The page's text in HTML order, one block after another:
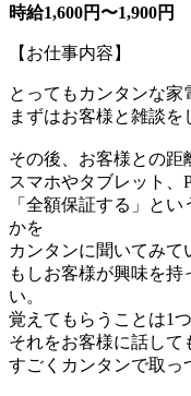
時給1,600円〜1,900円
【お仕事内容】
とってもカンタンな家
まずはお客様と雑談を
その後、お客様との距
スマホやタブレット、
「全額保証する」と
かを
カンタンに聞いてみて
もしお客様が興味を
い。
覚えてもらうことは1つ
それをお客様に話し
すごくカンタンで取